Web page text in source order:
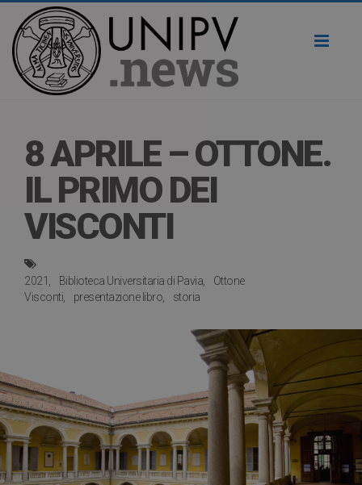
8 APRILE – OTTONE.
IL PRIMO DEI
VISCONTI
2021 Biblioteca Universitaria di Pavia
Ottone
Visconti
presentazione libro storia